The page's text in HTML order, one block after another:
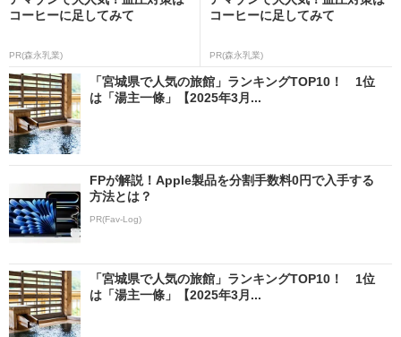
コーヒーに足してみて
PR(森永乳業)
コーヒーに足してみて
PR(森永乳業)
「宮城県で人気の旅館」ランキングTOP10！ 1位
は「湯主一條」【2025年3月...
FPが解説！Apple製品を分割手数料0円で入手する
方法とは？
PR(Fav-Log)
「宮城県で人気の旅館」ランキングTOP10！ 1位
は「湯主一條」【2025年3月...